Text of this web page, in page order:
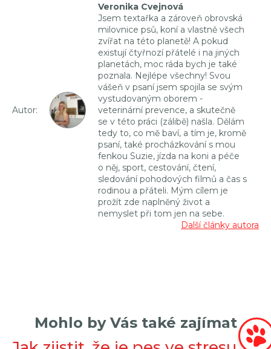
Autor:
Veronika Cvejnová
Jsem textařka a zároveň obrovská
milovnice psů, koní a vlastně všech
zvířat na této planetě! A pokud
existují čtyřnozí přátelé i na jiných
planetách, moc ráda bych je také
poznala. Nejlépe všechny! Svou
vášeň v psaní jsem spojila se svým
vystudovaným oborem -
veterinární prevence, a skutečně
se v této práci (zálibě) našla. Dělám
tedy to, co mě baví, a tím je, kromě
psaní, také procházkování s mou
fenkou Suzie, jízda na koni a péče
o něj, sport, cestování, čtení,
sledování pohodových filmů a čas s
rodinou a přáteli. Mým cílem je
prožít zde naplněný život a
nemyslet při tom jen na sebe.
Další články autora
Mohlo by Vás také zajímat